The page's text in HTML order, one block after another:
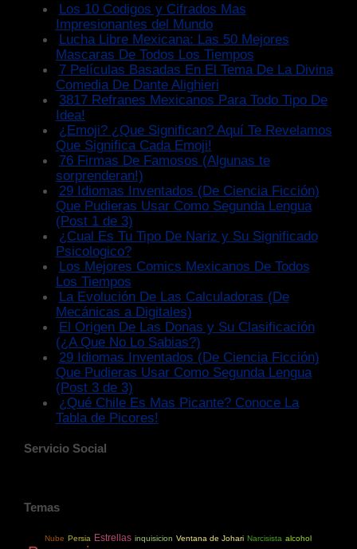
Los 10 Codigos y Cifrados Mas
Impresionantes del Mundo
Lucha Libre Mexicana: Las 50 Mejores
Mascaras De Todos Los Tiempos
7 Películas Basadas En El Tema De La Divina
Comedia De Dante Alighieri
3817 Refranes Mexicanos Para Todo Tipo De
Idea!
¿Emoji? ¿Que Significan? Aquí Te Revelamos
Que Significa Cada Emoji!
76 Firmas De Famosos (Algunas te
sorprenderan!)
29 Idiomas Inventados (De Ciencia Ficción)
Que Pudieras Usar Como Segunda Lengua
(Post 1 de 3)
¿Cual Es Tu Tipo De Nariz y Su Significado
Psicologico?
Los Mejores Comics Mexicanos De Todos
Los Tiempos
La Evolución De Las Calculadoras (De
Mecánicas a Digitales)
El Origen De Las Donas y Su Clasificación
(¿A Que No Lo Sabias?)
29 Idiomas Inventados (De Ciencia Ficción)
Que Pudieras Usar Como Segunda Lengua
(Post 3 de 3)
¿Qué Chile Es Mas Picante? Conoce La
Tabla de Picores!
Servicio Social
Temas
Nube Persia Estrellas inquisicion Ventana de Johari Narcisista alcohol